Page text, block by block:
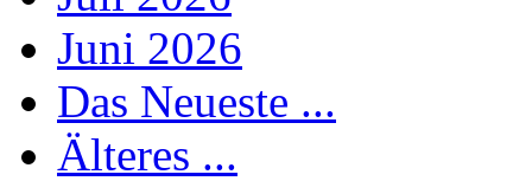
Juni 2026
Das Neueste ...
Älteres ...